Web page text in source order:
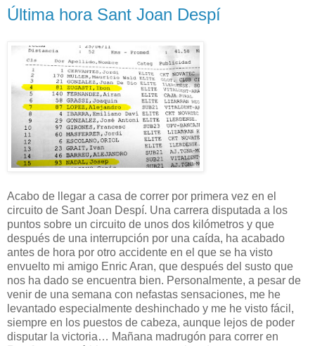
Última hora Sant Joan Despí
Acabo de llegar a casa de correr por primera vez en el
circuito de Sant Joan Despí. Una carrera disputada a los
puntos sobre un circuito de unos dos kilómetros y que
después de una interrupción por una caída, ha acabado
antes de hora por otro accidente en el que se ha visto
envuelto mi amigo Enric Aran, que después del susto que
nos ha dado se encuentra bien. Personalmente, a pesar de
venir de una semana con nefastas sensaciones, me he
levantado especialmente deshinchado y me he visto fácil,
siempre en los puestos de cabeza, aunque lejos de poder
disputar la victoria… Mañana madrugón para correr en